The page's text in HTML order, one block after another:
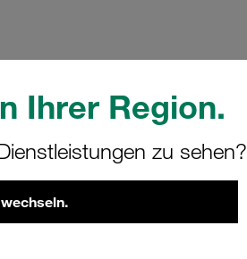
Ihrer Region.
zu sehen?